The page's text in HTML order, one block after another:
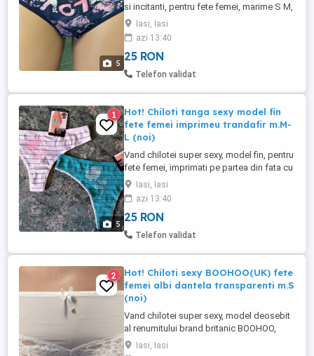
5
si incitanti, pentru fete femei, marime S M,
absolut noi. Culoare albastru cu
imprimeuri alb-roz inimioare LOVE, cu
fundita mica pe banda elastica. Foarte
elastici si confortabili, materiale de buna
calitate, placuti la atingere. Compozitie:
Iasi, Iasi
azi 13:40
25 RON
Telefon validat
5
1
Hot! Chiloti tanga sexy model fin
fete femei imprimeu trandafir m.M-
L (noi)
Vand chilotei super sexy, model fin, pentru
fete femei, imprimati pe partea din fata cu
un trandafir, marime M L, absolut noi, cu
eticheta. Culori disponibile: alb (imprimeu
trandafir roz), bleu acvatic (imprimeu
trandafir alb). Elastci si foarte confortabili,
material fin placut la atingere, cusaturile ...
Iasi, Iasi
azi 13:40
25 RON
Telefon validat
2
Hot! Chiloti sexy BOOHOO(UK) fete
femei albi dantela transparenti m.S
(noi)
Vand chilotei super sexy, model deosebit
al renumitului brand britanic BOOHOO,
culoare alb, din dantela, parte
semitransparenta + parte transparenta,
Iasi, Iasi